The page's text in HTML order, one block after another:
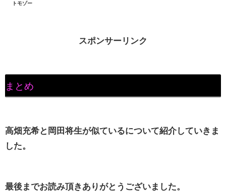
トモゾー
スポンサーリンク
まとめ
高畑充希と岡田将生が似ているについて紹介していきま
した。
最後までお読み頂きありがとうございました。